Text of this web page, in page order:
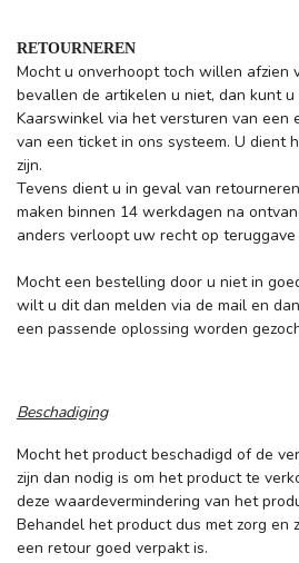
RETOURNEREN
Mocht u onverhoopt toch willen afzien
bevallen de artikelen u niet, dan kunt
Kaarswinkel via het versturen van een
van een ticket in ons systeem. U dient
zijn.
Tevens dient u in geval van
maken binnen 14 werkdagen na
anders verloopt uw recht op
Mocht een bestelling door u niet in
wilt u dit dan melden via de mail en
een passende oplossing worden
Beschadiging
Mocht het product beschadigd of de
zijn dan nodig is om het product te
deze waardevermindering van het
Behandel het product dus met zorg en
een retour goed verpakt is.